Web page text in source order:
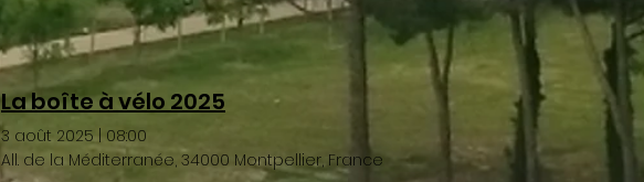
La boîte à vélo 2025
3 août 2025 | 08:00
All. de la Méditerranée, 34000 Montpellier, France